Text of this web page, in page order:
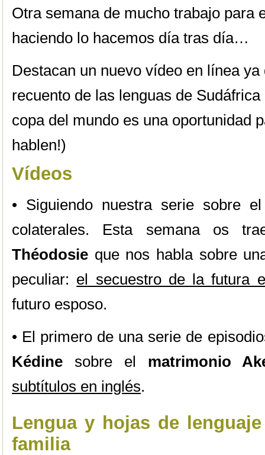
Otra semana de mucho trabajo para
haciendo lo hacemos día tras día…
Destacan un nuevo vídeo en línea
recuento de las lenguas de
copa del mundo es una oportunidad
hablen!)
Vídeos
• Siguiendo nuestra serie sobre
colaterales. Esta semana os
Théodosie que nos habla sobre
peculiar: el secuestro de la futura
futuro esposo.
• El primero de una serie de
Kédine sobre el matrimonio
subtítulos en inglés.
Lengua y hojas de
familia